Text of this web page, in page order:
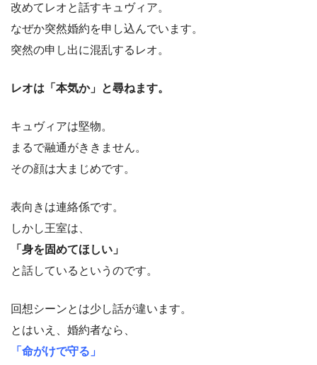
改めてレオと話すキュヴィア。
なぜか突然婚約を申し込んでいます。
突然の申し出に混乱するレオ。
レオは「本気か」と尋ねます。
キュヴィアは堅物。
まるで融通がききません。
その顔は大まじめです。
表向きは連絡係です。
しかし王室は、
「身を固めてほしい」
と話しているというのです。
回想シーンとは少し話が違います。
とはいえ、婚約者なら、
「命がけで守る」